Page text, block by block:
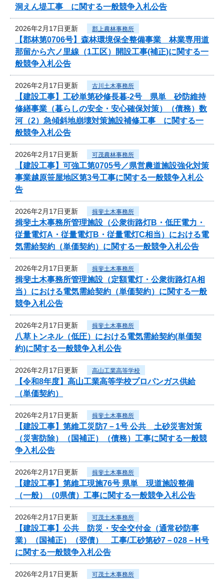
洞えん堤工事 に関する一般競争入札公告
2026年2月17日更新 郡上農林事務所
【郡林第0706号】森林環境保全整備事業 林業専用道
那留から六ノ里線（1工区）開設工事(補正)に関する一
般競争入札公告
2026年2月17日更新 古川土木事務所
【建設工事】工砂単第砂修長暮-2号 県単 砂防維持
修繕事業（暮らしの安全・安心確保対策）（債務）数
河（2）急傾斜地崩壊対策施設補修工事 に関する一
般競争入札公告
2026年2月17日更新 可茂農林事務所
【建設工事】可強工第0705号／県営農道施設強化対策
事業越原笹屋地区第3号工事に関する一般競争入札公
告
2026年2月17日更新 揖斐土木事務所
揖斐土木事務所管理施設（公衆街路灯B・低圧電力・
従量電灯A・従量電灯B・従量電灯C相当）における電
気需給契約（単価契約）に関する一般競争入札公告
2026年2月17日更新 揖斐土木事務所
揖斐土木事務所管理施設（定額電灯・公衆街路灯A相
当）における電気需給契約（単価契約）に関する一般
競争入札公告
2026年2月17日更新 揖斐土木事務所
八草トンネル（低圧）における電気需給契約(単価契
約)に関する一般競争入札公告
2026年2月17日更新 高山工業高等学校
【令和8年度】高山工業高等学校プロパンガス供給
（単価契約）
2026年2月17日更新 揖斐土木事務所
【建設工事】第維工災防7－1号 公共 土砂災害対策
（災害防除）（国補正）（債務）工事に関する一般競
争入札公告
2026年2月17日更新 揖斐土木事務所
【建設工事】第維工現施76号 県単 現道施設整備
（一般）（0県債）工事に関する一般競争入札公告
2026年2月17日更新 可茂土木事務所
【建設工事】公共 防災・安全交付金（通常砂防事
業）（国補正）（翌債） 工事/工砂第砂7－028－H号
に関する一般競争入札公告
2026年2月17日更新 可茂土木事務所